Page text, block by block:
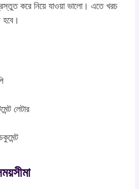
করে নিয়ে যাওয়া ভালো। এতে খরচ
লেটার